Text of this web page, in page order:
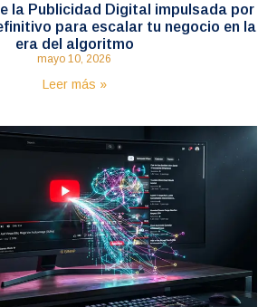
la Publicidad Digital impulsada por
para escalar tu negocio en la
era del algoritmo
mayo 10, 2026
Leer más »